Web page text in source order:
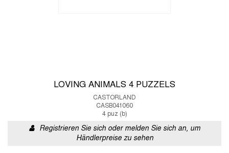
LOVING ANIMALS 4 PUZZELS
CASTORLAND
CASB041060
4 puz (b)
Registrieren Sie sich oder melden Sie sich an, um
Händlerpreise zu sehen